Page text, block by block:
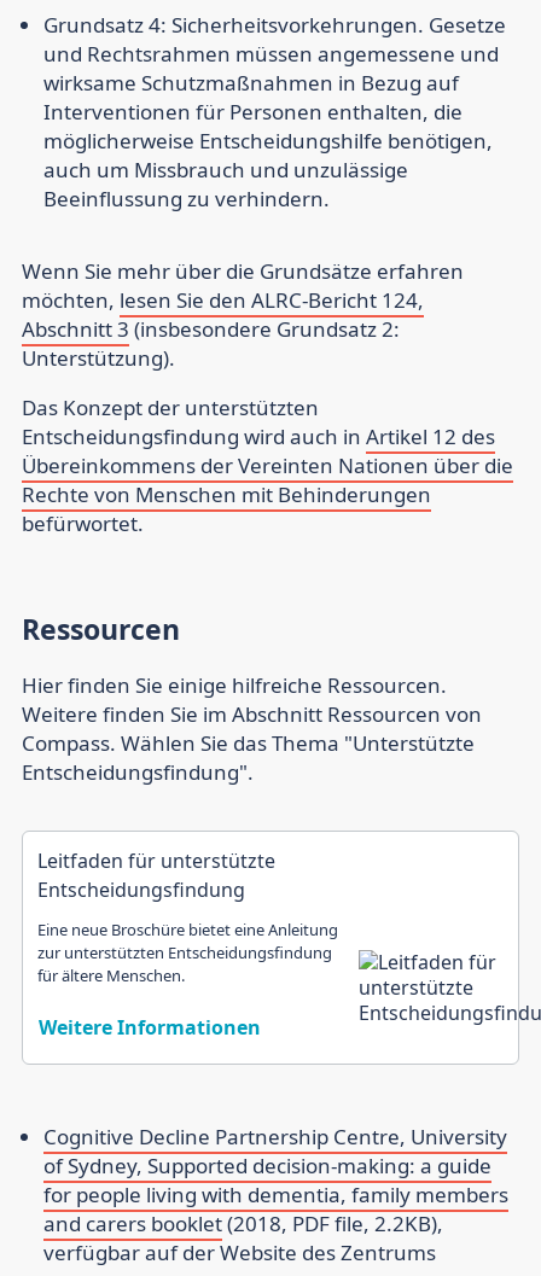
Grundsatz 4: Sicherheitsvorkehrungen. Gesetze
und Rechtsrahmen müssen angemessene und
wirksame Schutzmaßnahmen in Bezug auf
Interventionen für Personen enthalten, die
möglicherweise Entscheidungshilfe benötigen,
auch um Missbrauch und unzulässige
Beeinflussung zu verhindern.
Wenn Sie mehr über die Grundsätze erfahren
möchten, lesen Sie den ALRC-Bericht 124,
Abschnitt 3 (insbesondere Grundsatz 2:
Unterstützung).
Das Konzept der unterstützten
Entscheidungsfindung wird auch in Artikel 12 des
Übereinkommens der Vereinten Nationen über die
Rechte von Menschen mit Behinderungen
befürwortet.
Ressourcen
Hier finden Sie einige hilfreiche Ressourcen.
Weitere finden Sie im Abschnitt Ressourcen von
Compass. Wählen Sie das Thema "Unterstützte
Entscheidungsfindung".
Leitfaden für unterstützte
Entscheidungsfindung
Eine neue Broschüre bietet eine Anleitung
zur unterstützten Entscheidungsfindung
für ältere Menschen.
Weitere Informationen
Cognitive Decline Partnership Centre, University
of Sydney, Supported decision-making: a guide
for people living with dementia, family members
and carers booklet(2018, PDF file, 2.2KB),
verfügbar auf der Website des Zentrums